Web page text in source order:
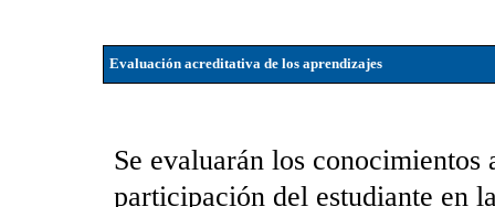
Evaluación acreditativa de los aprendizajes
Se evaluarán los
participación del estudiante en